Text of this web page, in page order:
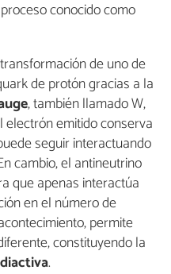
conocido como
de uno de
de protón gracias a la
, también llamado W,
electrón emitido conserva
seguir interactuando
cambio, el antineutrino
que apenas interactúa
en el número de
permite
constituyendo la
.